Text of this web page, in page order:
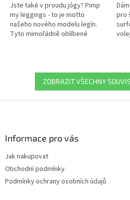
Jste také v proudu jógy? Pimp
my leggings - to je motto
našeho nového modelu legín.
Tyto mimořádně oblíbené
pro
ZOBRAZIT VŠECHNY
Informace pro vás
Jak nakupovat
Obchodní podmínky
Podmínky ochrany osobních údajů